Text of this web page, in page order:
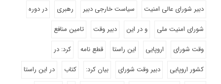
دبیر شورای عالی امنیت
سیاست خارجی دبیر رهبری
در دوره
شورای امنیت ملی
و در این دبیر وقت
تامین منافع
وقت شورای
اروپایی این راستا قطع نامه
کرد: در
کشور اروپایی
دبیر وقت شورای بیان کرد: کتاب
در این راستا